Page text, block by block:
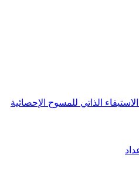
الذاتي للمسوح الإحصائية